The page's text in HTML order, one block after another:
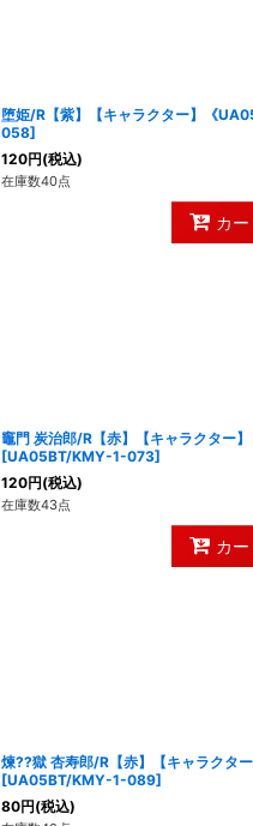
堕姫/R【紫】【キャラクター】《
058]
120円(税込)
在庫数40点
カ
竈門 炭治郎/R【赤】【キャラクター
[UA05BT/KMY-1-073]
120円(税込)
在庫数43点
カ
煉??獄 杏寿郎/R【赤】【キャラクタ
[UA05BT/KMY-1-089]
80円(税込)